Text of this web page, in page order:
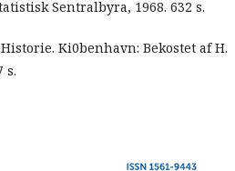
Sentralbyra, 1968. 632 s.
Ki0benhavn: Bekostet af H.
s.